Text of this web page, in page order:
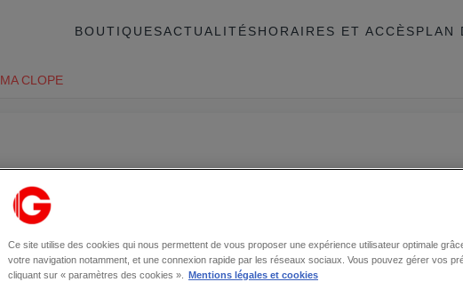
BOUTIQUESACTUALITÉSHORAIRES ET ACCÈSPLAN
MA CLOPE
Ce site utilise des cookies qui nous permettent de vous proposer une expérience utilisateur optimale
votre navigation notamment, et une connexion rapide par les réseaux sociaux. Vous pouvez gérer vos
cliquant sur « paramètres des cookies ».
Mentions légales et cookies